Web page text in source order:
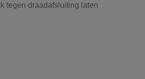
tegen draadafsluiting laten